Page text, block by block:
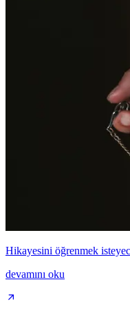
Hikayesini öğrenmek
devamını oku